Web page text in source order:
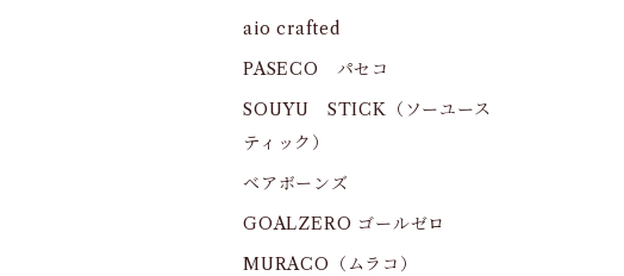
aio crafted
PASECO パセコ
SOUYU STICK（ソーユース
ティック）
ベアボーンズ
GOALZERO ゴールゼロ
MURACO（ムラコ）